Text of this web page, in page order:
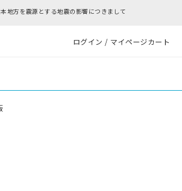
を震源とする地震の影響につきまして
ログイン / マイページカート